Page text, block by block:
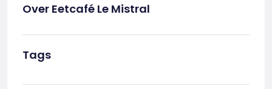
Over Eetcafé Le Mistral
Tags